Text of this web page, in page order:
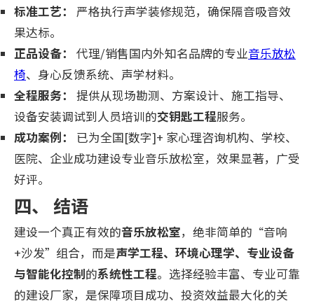
标准工艺：
严格执行声学装修规范，确保隔音吸音效
果达标。
正品设备：
代理/销售国内外知名品牌的专业音乐放松
椅、身心反馈系统、声学材料。
全程服务：
提供从现场勘测、方案设计、施工指导、
设备安装调试到人员培训的交钥匙工程服务。
成功案例：
已为全国[数字]+ 家心理咨询机构、学校、
医院、企业成功建设专业音乐放松室，效果显著，广受
好评。
四、 结语
建设一个真正有效的音乐放松室，绝非简单的“音响
+沙发”组合，而是声学工程、环境心理学、专业设备
与智能化控制的系统性工程。选择经验丰富、专业可靠
的建设厂家，是保障项目成功、投资效益最大化的关